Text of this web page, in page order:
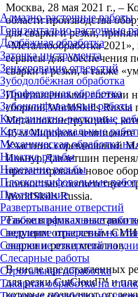
Алмазно-расточные работы
Горизонтально-расточные
Долбёжная обработка
Заточка инструмента
Зенкерование отверстий
Зубодолбёжная обработка
Зубофрезерная обработка
Зубошлифовальные работы
Координатно-расточные
Круглошлифовальные
Механическая обработка
Накатка резьбы
Нарезание резьбы
Плоскошлифовальные
Протягивание
Развертывание отверстий
Резьбошлифовальные
Сверление отверстий на
Сверление отверстий на
Слесарные работы
Строгальная обработка
Токарная обработка на
Москва, 28 мая 2021 г., –
области производства
для сварки и резки,
«Металлообработка
сервисы для обеспечения
сварки и резки, а также
Приглашёнными гостями
сборной WorldSkills
Металлоконструкций»,
46-м Мировом чемпионате
Участник соревнований
Ильнур Давлетшин
протестировали новое
полностью соответствует
WorldSkills Russia.
Также в рамках выставки
ведущим отраслевым СМИ
сварки и резки металлов.
В числе представленных
для резки CutCloud™ и
которые позволяют